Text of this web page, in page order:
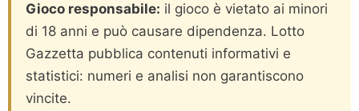
Gioco responsabile: il gioco è vietato ai minori
di 18 anni e può causare dipendenza. Lotto
Gazzetta pubblica contenuti informativi e
statistici: numeri e analisi non garantiscono
vincite.